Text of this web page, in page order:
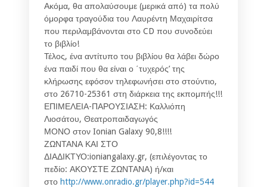
Ακόμα, θα απολαύσουμε (μερικά από) τα πολύ
όμορφα τραγούδια του Λαυρέντη Μαχαιρίτσα
που περιλαμβάνονται στο CD που συνοδεύει
το βιβλίο!
Τέλος, ένα αντίτυπο του βιβλίου θα λάβει δώρο
ένα παιδί που θα είναι ο ΄τυχερός’ της
κλήρωσης εφόσον τηλεφωνήσει στο στούντιο,
στο 26710-25361 στη διάρκεια της εκπομπής!!!
ΕΠΙΜΕΛΕΙΑ-ΠΑΡΟΥΣΙΑΣΗ: Καλλιόπη
Λιοσάτου, Θεατροπαιδαγωγός
ΜΟΝΟ στον Ionian Galaxy 90,8!!!!
ΖΩΝΤΑΝΑ ΚΑΙ ΣΤΟ
ΔΙΑΔΙΚΤΥΟ:ioniangalaxy.gr, (επιλέγοντας το
πεδίο: ΑΚΟΥΣΤΕ ΖΩΝΤΑΝΑ) ή/και
στο http://www.onradio.gr/player.php?id=544